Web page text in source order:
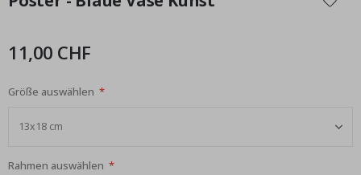
der
11,00 CHF
Größe auswählen
Rahmen auswählen